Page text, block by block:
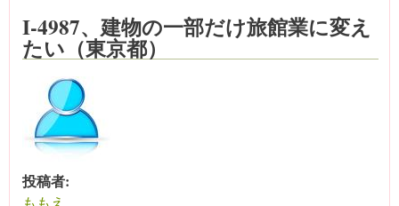
I-4987、建物の一部だけ旅館業に変え
たい（東京都）
投稿者: